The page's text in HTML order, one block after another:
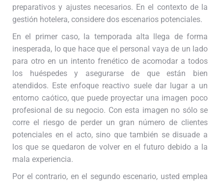
preparativos y ajustes necesarios. En el contexto de la
gestión hotelera, considere dos escenarios potenciales.
En el primer caso, la temporada alta llega de forma
inesperada, lo que hace que el personal vaya de un lado
para otro en un intento frenético de acomodar a todos
los huéspedes y asegurarse de que están bien
atendidos. Este enfoque reactivo suele dar lugar a un
entorno caótico, que puede proyectar una imagen poco
profesional de su negocio. Con esta imagen no sólo se
corre el riesgo de perder un gran número de clientes
potenciales en el acto, sino que también se disuade a
los que se quedaron de volver en el futuro debido a la
mala experiencia.
Por el contrario, en el segundo escenario, usted emplea